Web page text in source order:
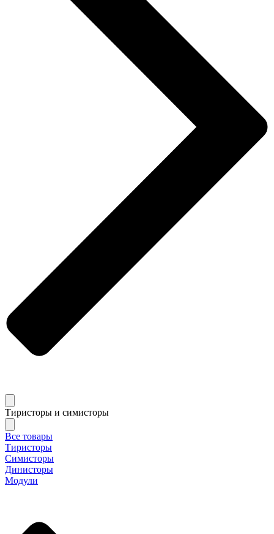
Тиристоры и симисторы
Все товары
Тиристоры
Симисторы
Динисторы
Модули